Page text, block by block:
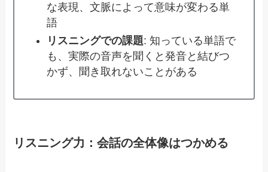
な表現、文脈によって意味が変わる単
語
リスニングでの課題: 知っている単語で
も、実際の音声を聞くと発音と結びつ
かず、聞き取れないことがある
リスニング力：会話の全体像はつかめる